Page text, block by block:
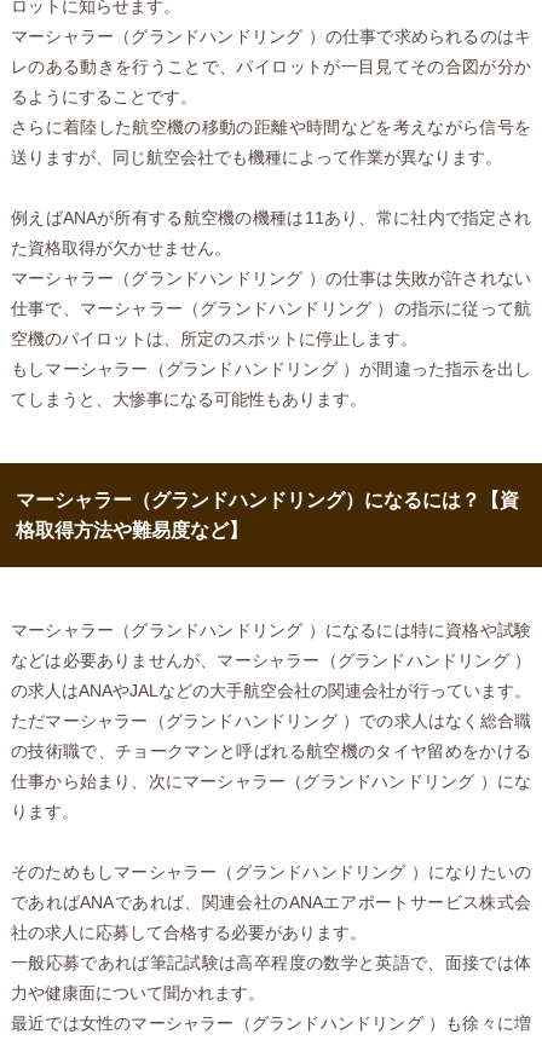
ロットに知らせます。
マーシャラー（グランドハンドリング ）の仕事で求められるのはキ
レのある動きを行うことで、パイロットが一目見てその合図が分か
るようにすることです。
さらに着陸した航空機の移動の距離や時間などを考えながら信号を
送りますが、同じ航空会社でも機種によって作業が異なります。
例えばANAが所有する航空機の機種は11あり、常に社内で指定され
た資格取得が欠かせません。
マーシャラー（グランドハンドリング ）の仕事は失敗が許されない
仕事で、マーシャラー（グランドハンドリング ）の指示に従って航
空機のパイロットは、所定のスポットに停止します。
もしマーシャラー（グランドハンドリング ）が間違った指示を出し
てしまうと、大惨事になる可能性もあります。
マーシャラー（グランドハンドリング）になるには？【資
格取得方法や難易度など】
マーシャラー（グランドハンドリング ）になるには特に資格や試験
などは必要ありませんが、マーシャラー（グランドハンドリング ）
の求人はANAやJALなどの大手航空会社の関連会社が行っています。
ただマーシャラー（グランドハンドリング ）での求人はなく総合職
の技術職で、チョークマンと呼ばれる航空機のタイヤ留めをかける
仕事から始まり、次にマーシャラー（グランドハンドリング ）にな
ります。
そのためもしマーシャラー（グランドハンドリング ）になりたいの
であればANAであれば、関連会社のANAエアポートサービス株式会
社の求人に応募して合格する必要があります。
一般応募であれば筆記試験は高卒程度の数学と英語で、面接では体
力や健康面について聞かれます。
最近では女性のマーシャラー（グランドハンドリング ）も徐々に増